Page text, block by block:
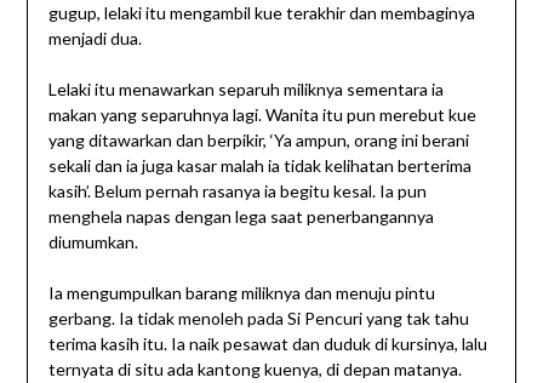
gugup, lelaki itu mengambil kue terakhir dan membaginya
menjadi dua.
Lelaki itu menawarkan separuh miliknya sementara ia
makan yang separuhnya lagi. Wanita itu pun merebut kue
yang ditawarkan dan berpikir, ‘Ya ampun, orang ini berani
sekali dan ia juga kasar malah ia tidak kelihatan berterima
kasih’. Belum pernah rasanya ia begitu kesal. Ia pun
menghela napas dengan lega saat penerbangannya
diumumkan.
Ia mengumpulkan barang miliknya dan menuju pintu
gerbang. Ia tidak menoleh pada Si Pencuri yang tak tahu
terima kasih itu. Ia naik pesawat dan duduk di kursinya, lalu
ternyata di situ ada kantong kuenya, di depan matanya.